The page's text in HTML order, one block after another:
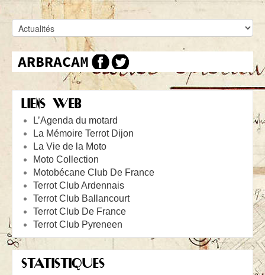
LIENS WEB
L’Agenda du motard
La Mémoire Terrot Dijon
La Vie de la Moto
Moto Collection
Motobécane Club De France
Terrot Club Ardennais
Terrot Club Ballancourt
Terrot Club De France
Terrot Club Pyreneen
STATISTIQUES